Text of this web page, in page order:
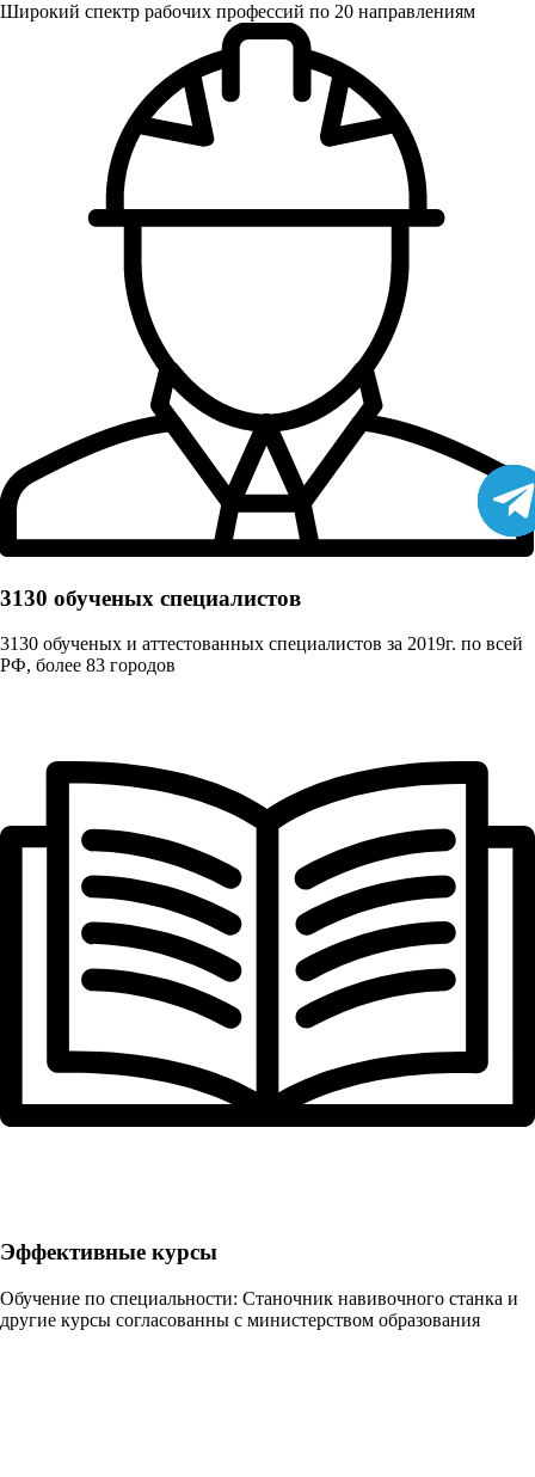
Широкий спектр рабочих профессий по 20 направлениям
3130 обученых cпециалистов
3130 обученых и аттестованных специалистов за 2019г. по всей
РФ, более 83 городов
Эффективные курсы
Обучение по специальности: Станочник навивочного станка и
другие курсы согласованны с министерством образования